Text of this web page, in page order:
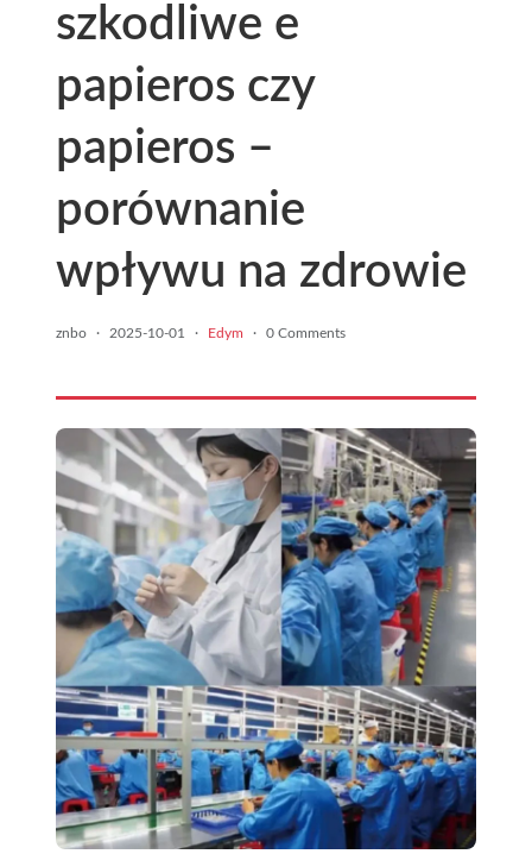
szkodliwe e
papieros czy
papieros –
porównanie
wpływu na zdrowie
znbo · 2025-10-01 · Edym · 0 Comments